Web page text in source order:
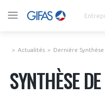
Actualités Dernière
SYNTHÈSE
VOUS ÊTES